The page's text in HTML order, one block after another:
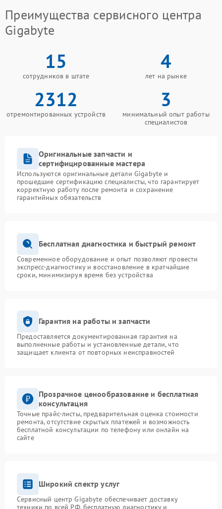
Преимущества сервисного центра
Gigabyte
15
сотрудников в штате
4
лет на рынке
2312
отремонтированных устройств
3
минимальный опыт работы
специалистов
Оригинальные запчасти и
сертифицированные мастера
Используются оригинальные детали Gigabyte и
прошедшие сертификацию специалисты, что гарантирует
корректную работу после ремонта и сохранение
гарантийных обязательств
Бесплатная диагностика и быстрый ремонт
Современное оборудование и опыт позволяют провести
экспресс-диагностику и восстановление в кратчайшие
сроки, минимизируя время без устройства
Гарантия на работы и запчасти
Предоставляется документированная гарантия на
выполненные работы и установленные детали, что
защищает клиента от повторных неисправностей
Прозрачное ценообразование и бесплатная
консультация
Точные прайс-листы, предварительная оценка стоимости
ремонта, отсутствие скрытых платежей и возможность
бесплатной консультации по телефону или онлайн на
сайте
Широкий спектр услуг
Сервисный центр Gigabyte обеспечивает доставку
техники по всей РФ, бесплатную диагностику и